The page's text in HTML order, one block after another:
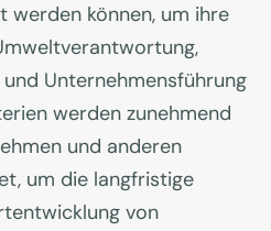
werden können, um ihre
Unternehmensführung
werden zunehmend
und anderen
um die langfristige
von